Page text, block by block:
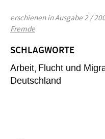
erschienen in Ausgabe 2 /
Fremde
SCHLAGWORTE
Arbeit Flucht und
Deutschland